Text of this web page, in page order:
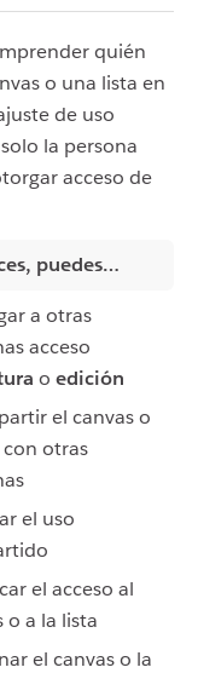
quién
o una lista en
de uso
la persona
acceso de
puedes…
a otras
acceso
o edición
el canvas o
con otras
el uso
el acceso al
o a la lista
el canvas o la